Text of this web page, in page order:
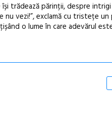
trădează părinții, despre
vezi!”, exclamă cu tristețe
o lume în care adevărul